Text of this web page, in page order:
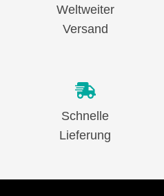
Weltweiter
Versand
Schnelle
Lieferung